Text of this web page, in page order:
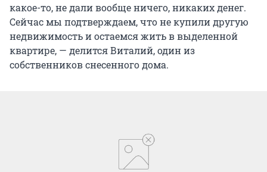
какое-то, не дали вообще ничего, никаких денег.
Сейчас мы подтверждаем, что не купили другую
недвижимость и остаемся жить в выделенной
квартире, — делится Виталий, один из
собственников снесенного дома.